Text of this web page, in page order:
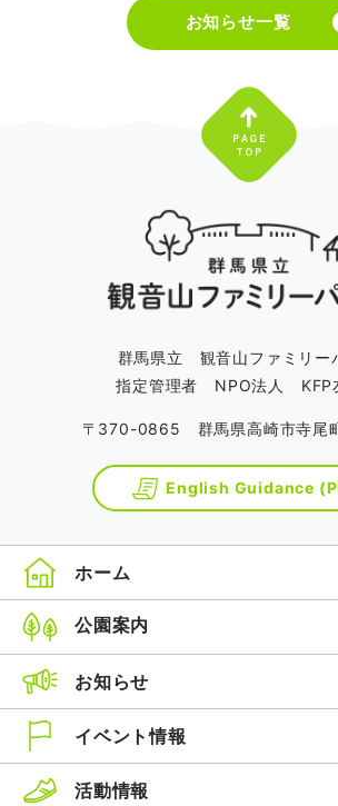
お知らせ一覧
群馬県立 観音山ファミリー
指定管理者 NPO法人 KFP
〒370-0865 群馬県高崎市寺尾
English Guidance
ホーム
公園案内
お知らせ
イベント情報
活動情報